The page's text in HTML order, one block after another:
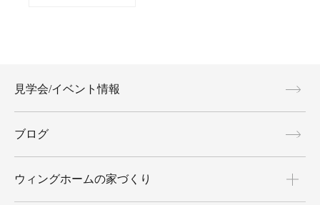
見学会/イベント情報
ブログ
ウィングホームの家づくり